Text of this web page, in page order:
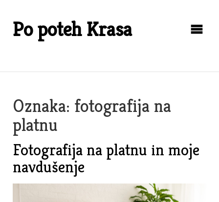
contentPo poteh Krasa
Oznaka: fotografija na
platnu
Fotografija na platnu in moje
navdušenje